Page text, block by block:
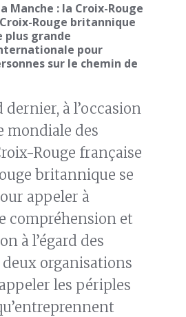
Manche : la Croix-Rouge
Rouge britannique
plus grande
pour
sur le chemin de
dernier, à l’occasion
mondiale des
Rouge française
britannique se
appeler à
compréhension et
à l’égard des
deux organisations
les périples